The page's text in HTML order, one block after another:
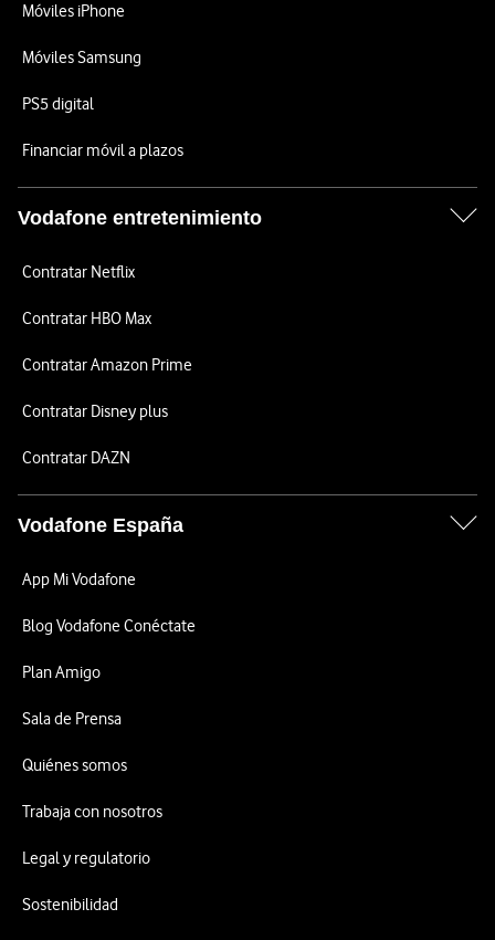
Móviles iPhone
Móviles Samsung
PS5 digital
Financiar móvil a plazos
Vodafone entretenimiento
Contratar Netflix
Contratar HBO Max
Contratar Amazon Prime
Contratar Disney plus
Contratar DAZN
Vodafone España
App Mi Vodafone
Blog Vodafone Conéctate
Plan Amigo
Sala de Prensa
Quiénes somos
Trabaja con nosotros
Legal y regulatorio
Sostenibilidad